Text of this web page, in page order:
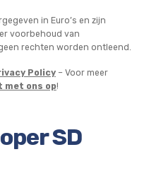
SD
in Euro’s en zijn
voorbehoud van
rechten worden ontleend.
Policy– Voor meer
met ons op!